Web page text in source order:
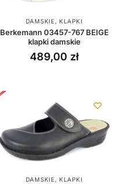
DAMSKIE,KLAPKI
Berkemann 03457-767 BEIGE
klapki damskie
489,00 zł
DAMSKIE,KLAPKI